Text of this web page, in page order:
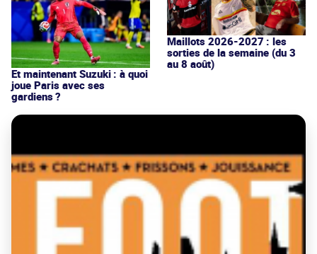
Et maintenant Suzuki : à quoi
joue Paris avec ses
gardiens ?
Maillots 2026-2027 : les
sorties de la semaine (du 3
au 8 août)